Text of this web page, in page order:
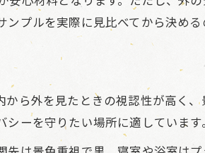
プルを実際に見比べてから決める
ら外を見たときの視認性が高く
ーを守りたい場所に適しています。